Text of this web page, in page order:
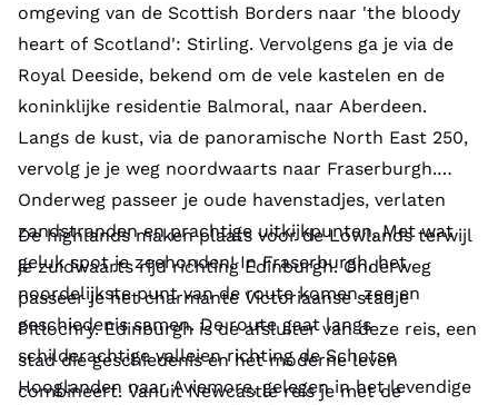
omgeving van de Scottish Borders naar 'the bloody
heart of Scotland': Stirling. Vervolgens ga je via de
Royal Deeside, bekend om de vele kastelen en de
koninklijke residentie Balmoral, naar Aberdeen.
Langs de kust, via de panoramische North East 250,
vervolg je je weg noordwaarts naar Fraserburgh.
Onderweg passeer je oude havenstadjes, verlaten
zandstranden en prachtige uitkijkpunten. Met wat
geluk spot je zeehonden! In Fraserburgh, het
noordelijkste punt van de route komen zee en
geschiedenis samen. De route gaat langs
schilderachtige valleien richting de Schotse
Hooglanden naar Aviemore, gelegen in het levendige
De highlands maken plaats voor de Lowlands terwijl
je zuidwaarts rijd richting Edinburgh. Onderweg
passeer je het charmante Victoriaanse stadje
Pitlochry. Edinburgh is de afsluiter van deze reis, een
stad die geschiedenis en het moderne leven
combineert. Vanuit Newcastle reis je met de